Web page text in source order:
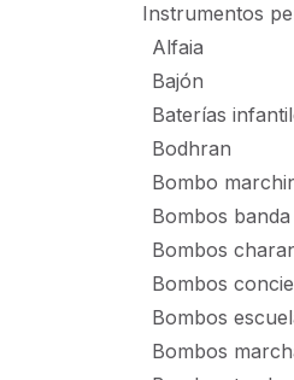
Instrumentos
Alfaia
Bajón
Baterías
Bodhran
Bombo
Bombos banda
Bombos
Bombos
Bombos
Bombos